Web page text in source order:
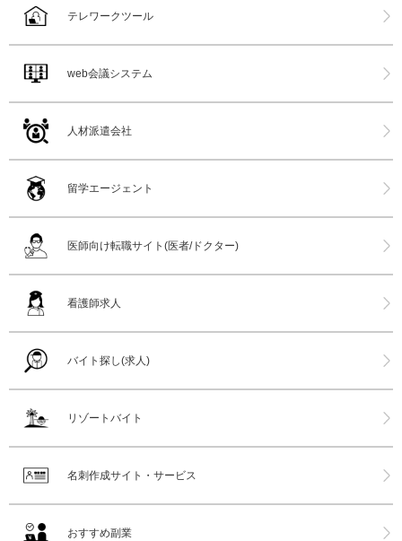
テレワークツール
web会議システム
人材派遣会社
留学エージェント
医師向け転職サイト(医者/ドクター)
看護師求人
バイト探し(求人)
リゾートバイト
名刺作成サイト・サービス
おすすめ副業